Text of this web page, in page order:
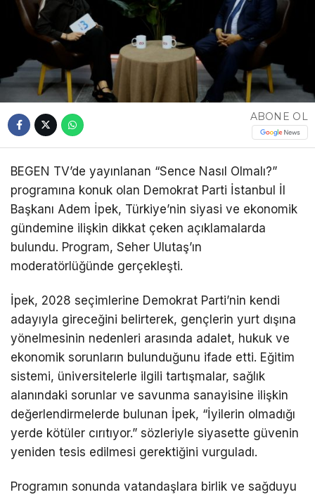
ABONE OL
BEGEN TV’de yayınlanan “Sence Nasıl Olmalı?”
programına konuk olan Demokrat Parti İstanbul İl
Başkanı Adem İpek, Türkiye’nin siyasi ve ekonomik
gündemine ilişkin dikkat çeken açıklamalarda
bulundu. Program, Seher Ulutaş’ın
moderatörlüğünde gerçekleşti.
İpek, 2028 seçimlerine Demokrat Parti’nin kendi
adayıyla gireceğini belirterek, gençlerin yurt dışına
yönelmesinin nedenleri arasında adalet, hukuk ve
ekonomik sorunların bulunduğunu ifade etti. Eğitim
sistemi, üniversitelerle ilgili tartışmalar, sağlık
alanındaki sorunlar ve savunma sanayisine ilişkin
değerlendirmelerde bulunan İpek, “İyilerin olmadığı
yerde kötüler cırıtıyor.” sözleriyle siyasette güvenin
yeniden tesis edilmesi gerektiğini vurguladı.
Programın sonunda vatandaşlara birlik ve sağduyu